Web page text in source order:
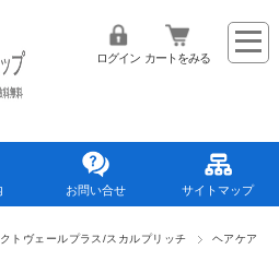
ログイン カートをみる
お問い合せ サイトマップ
トヴェールプラス/スカルプリッチ ヘアケア